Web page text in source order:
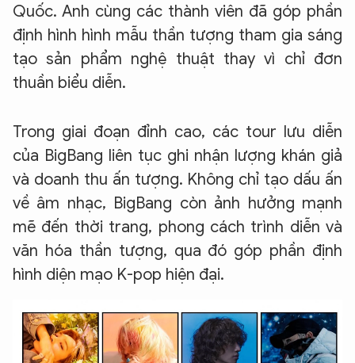
Quốc. Anh cùng các thành viên đã góp phần
định hình hình mẫu thần tượng tham gia sáng
tạo sản phẩm nghệ thuật thay vì chỉ đơn
thuần biểu diễn.
Trong giai đoạn đỉnh cao, các tour lưu diễn
của BigBang liên tục ghi nhận lượng khán giả
và doanh thu ấn tượng. Không chỉ tạo dấu ấn
về âm nhạc, BigBang còn ảnh hưởng mạnh
mẽ đến thời trang, phong cách trình diễn và
văn hóa thần tượng, qua đó góp phần định
hình diện mạo K-pop hiện đại.